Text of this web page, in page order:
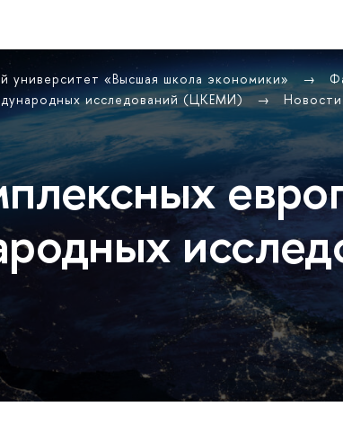
университет «Высшая школа экономики»
исследований (ЦКЕМИ)
Новости